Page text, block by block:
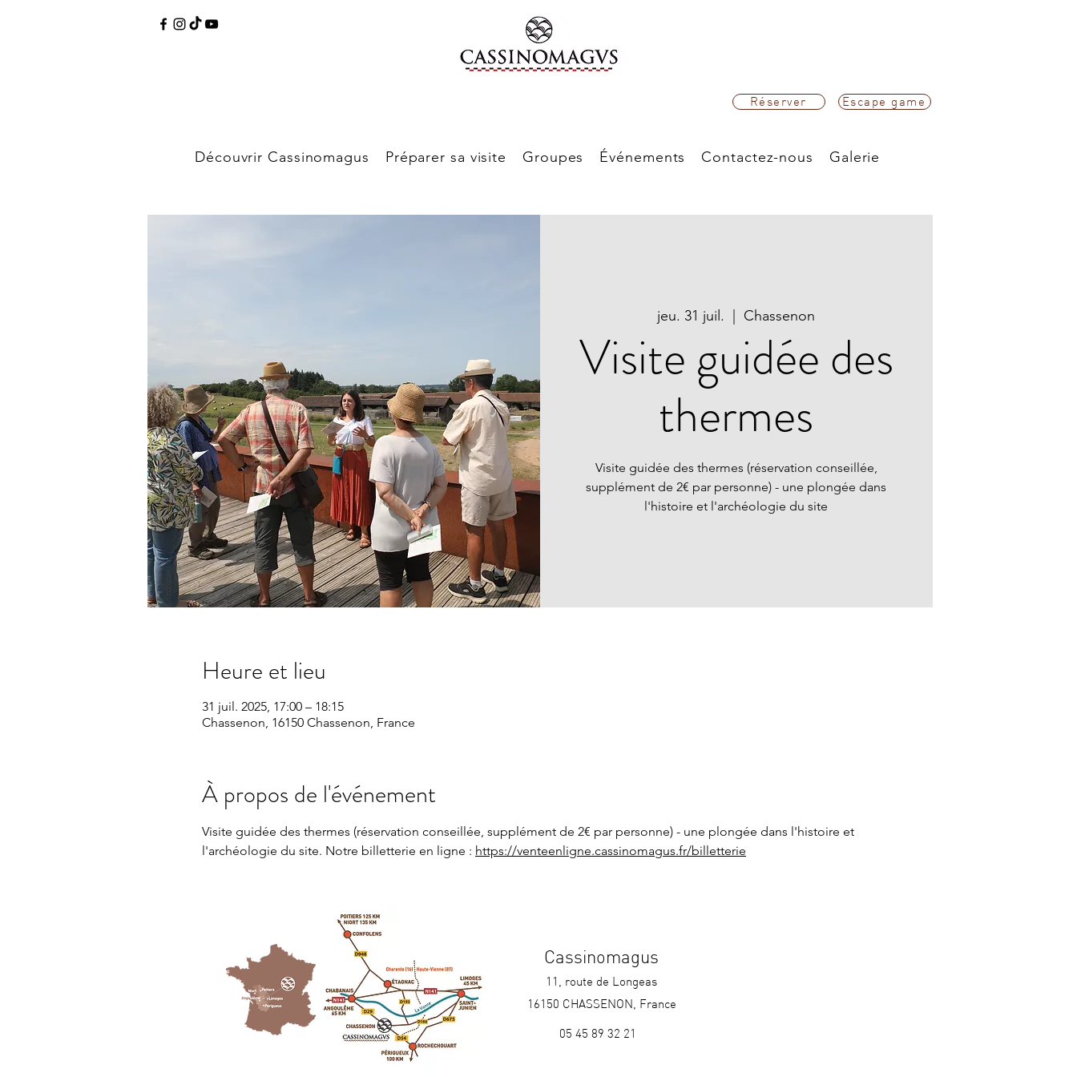
Réserver Escape game
Découvrir Cassinomagus Préparer sa visite Groupes Événements Contactez-nous Galerie
jeu. 31 juil.
  |
Chassenon
Visite guidée des
thermes
Visite guidée des thermes (réservation conseillée,
supplément de 2€ par personne) - une plongée dans
l'histoire et l'archéologie du site
Heure et lieu
31 juil. 2025, 17:00 – 18:15
Chassenon, 16150 Chassenon, France
À propos de l'événement
Visite guidée des thermes (réservation conseillée, supplément de 2€ par personne) - une plongée dans l'histoire et
l'archéologie du site. Notre billetterie en ligne : https://venteenligne.cassinomagus.fr/billetterie
Cassinomagus
11, route de Longeas
16150 CHASSENON, France
05 45 89 32 21